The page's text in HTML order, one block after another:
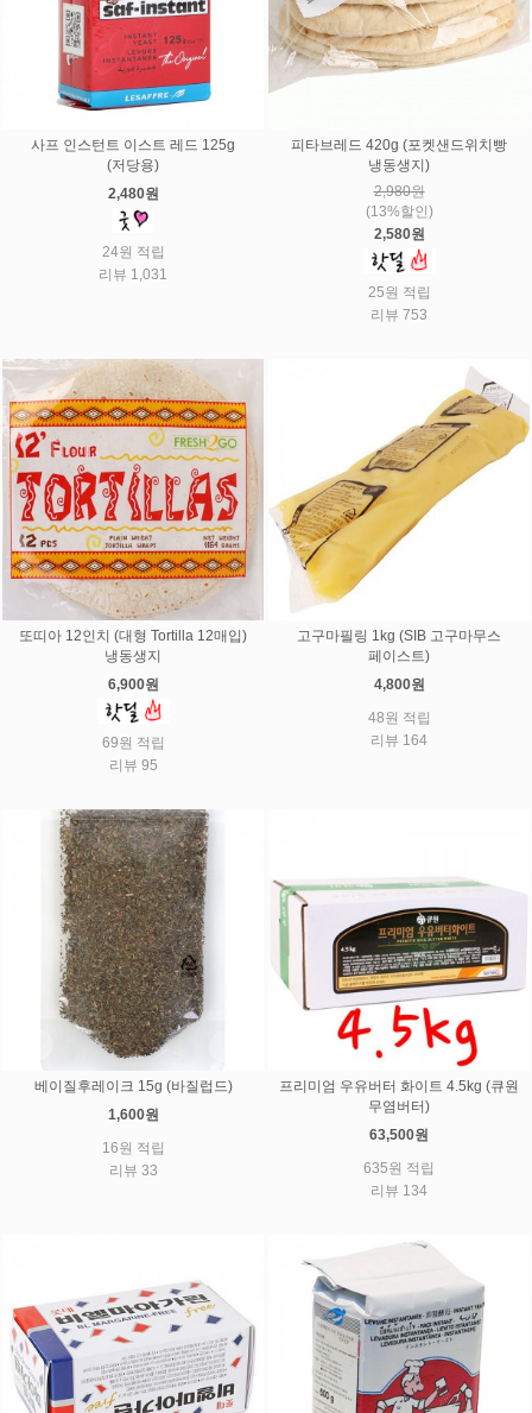
사프 인스턴트 이스트 레드 125g
(저당용)
2,480원
24원 적립
리뷰 1,031
피타브레드 420g (포켓샌드위치빵
냉동생지)
2,980원
(13%할인)
2,580원
25원 적립
리뷰 753
또띠아 12인치 (대형 Tortilla 12매입)
냉동생지
6,900원
69원 적립
리뷰 95
고구마필링 1kg (SIB 고구마무스
페이스트)
4,800원
48원 적립
리뷰 164
베이질후레이크 15g (바질럽드)
1,600원
16원 적립
리뷰 33
프리미엄 우유버터 화이트 4.5kg (큐원
무염버터)
63,500원
635원 적립
리뷰 134